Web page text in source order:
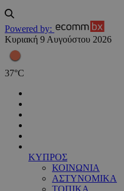
Powered by:
Κυριακή 9 Αυγούστου 2026
37°C
ΚΥΠΡΟΣ
ΚΟΙΝΩΝΙΑ
ΑΣΤΥΝΟΜΙΚΑ